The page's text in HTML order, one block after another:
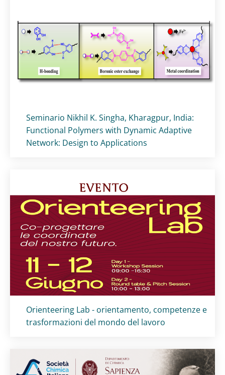
Titolo card:
Seminario Nikhil K. Singha, Kharagpur, India:
Functional Polymers with Dynamic Adaptive
Network: Design to Applications
Titolo card:
Orienteering Lab - orientamento, competenze e
trasformazioni del mondo del lavoro